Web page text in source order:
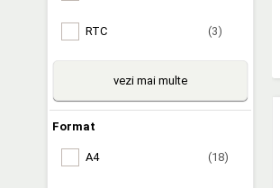
RTC (3)
vezi mai multe
Format
A4 (18)